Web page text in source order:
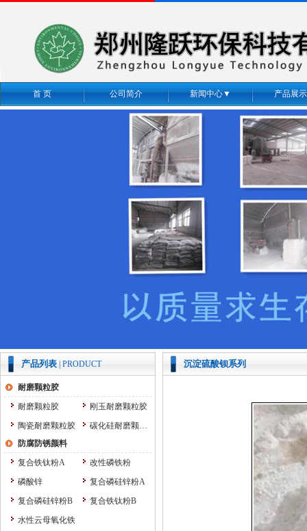
首 页 公司简介 新闻中心▼ 产品展
沉淀硫酸钡系列
产品列表 | PRODUCT
耐磨颗粒胶
耐磨颗粒胶
刚玉耐磨颗粒胶
陶瓷耐磨颗粒胶
碳化硅耐磨颗粒胶
防腐防锈颜料
复合铁钛粉A
改性磷铁粉
磷酸锌
复合磷硅锌粉A
复合磷硅锌粉B
复合铁钛粉B
水性云母氧化铁